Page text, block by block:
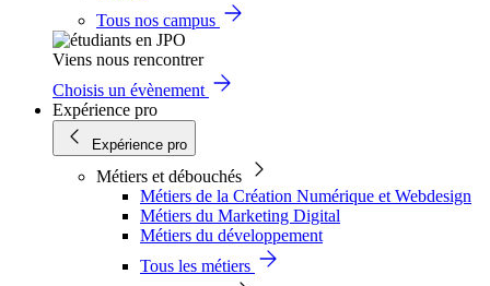
Tous nos campus
Viens nous rencontrer
Choisis un évènement
Expérience pro
Expérience pro
Métiers et débouchés
Métiers de la Création Numérique et Webdesign
Métiers du Marketing Digital
Métiers du développement
Tous les métiers